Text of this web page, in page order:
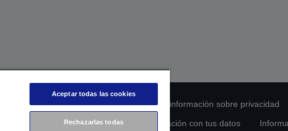
de los productos Declaración de información sobre privacidad
Ponte en contacto con nosotros en relación con tus datos
Aceptar todas las cookies
Rechazarlas todas